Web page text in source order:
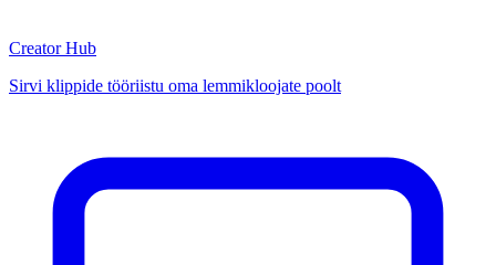
Creator Hub
Sirvi klippide tööriistu oma lemmikloojate poolt